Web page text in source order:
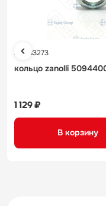
Арт. 83273
кольцо zanolli
1 129 ₽
В корзину